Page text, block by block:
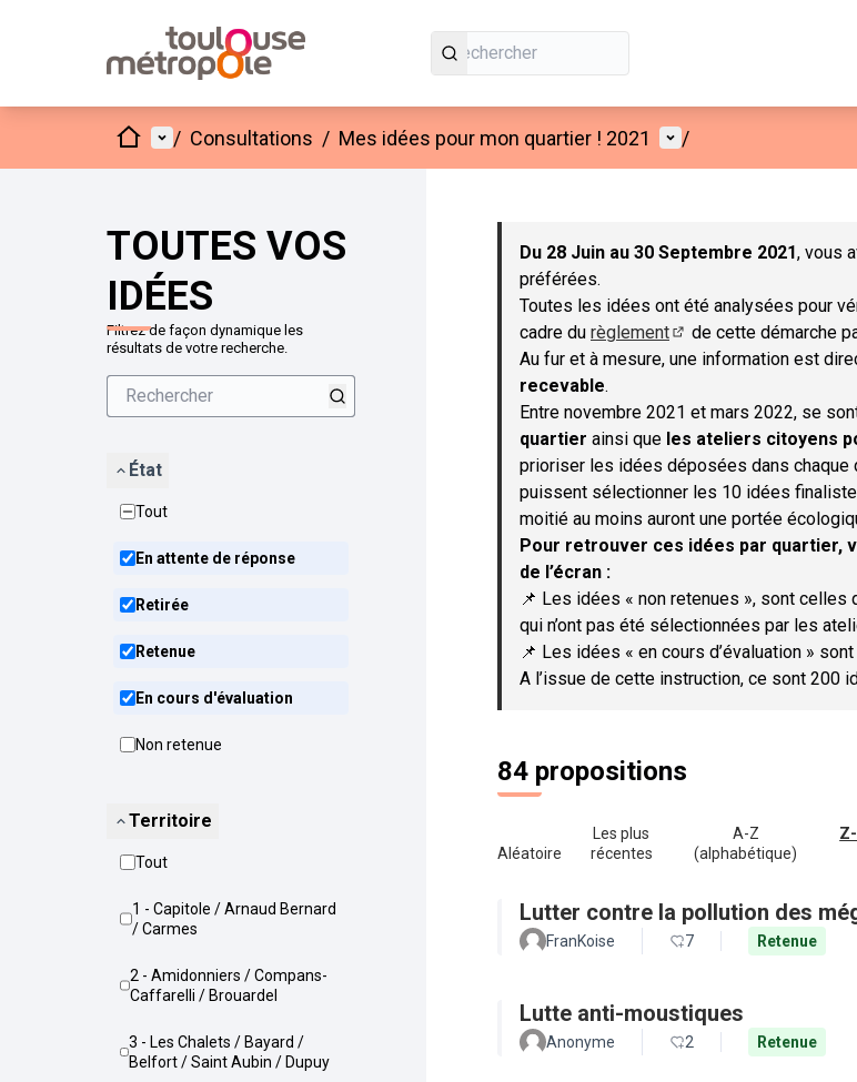
AccueilMenu principal
/ Consultations / Mes idées pour mon quartier ! 2021 Menu utilisateur
/
TOUTES VOS
IDÉES
Filtrez de façon dynamique les
résultats de votre recherche.
État
Tout
En attente de réponse
Retirée
Retenue
En cours d'évaluation
Non retenue
Territoire
Tout
1 - Capitole / Arnaud Bernard
/ Carmes
2 - Amidonniers / Compans-
Caffarelli / Brouardel
3 - Les Chalets / Bayard /
Belfort / Saint Aubin / Dupuy
Passer la carte
Du 28 Juin au 30 Septembre 2021, vous
préférées.
Toutes les idées ont été analysées pour
cadre du règlement
(S'ouvre dans un
de cette démarche
Au fur et à mesure, une information est
recevable.
Entre novembre 2021 et mars 2022, se
quartier ainsi que les ateliers citoyens
prioriser les idées déposées dans chaque
puissent sélectionner les 10 idées
moitié au moins auront une portée
Pour retrouver ces idées par quartier,
de l’écran :
📌 Les idées « non retenues », sont
qui n’ont pas été sélectionnées par les
📌 Les idées « en cours d’évaluation »
A l’issue de cette instruction, ce sont 200
84 propositions
Aléatoire
Les plus
récentes
A-Z
(alphabétique)
Lutter contre la pollution des
FranKoise 7 Retenue
Lutte anti-moustiques
Anonyme 2 Retenue